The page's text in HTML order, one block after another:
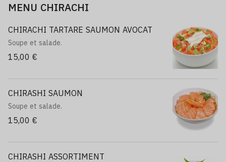
MENU CHIRACHI
CHIRACHI TARTARE SAUMON AVOCAT
Soupe et salade.
15,00 €
CHIRASHI SAUMON
Soupe et salade.
15,00 €
CHIRASHI ASSORTIMENT